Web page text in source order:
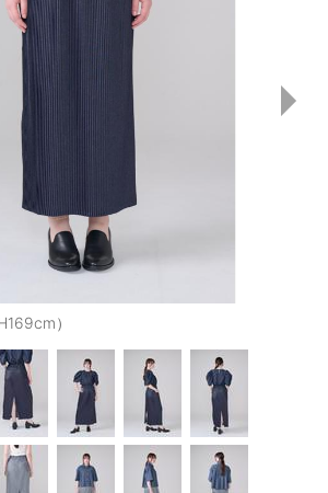
ス
: Tシャツ
ット
ャツ
ター
: パンツ・スカート
ス
ター
ット
）